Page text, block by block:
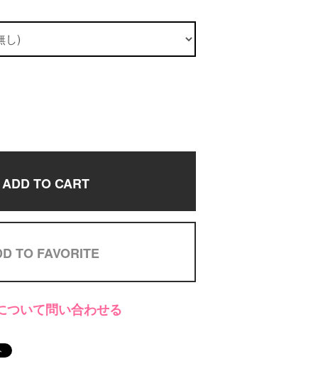
ADD TO CART
TO FAVORITE
ついて問い合わせる